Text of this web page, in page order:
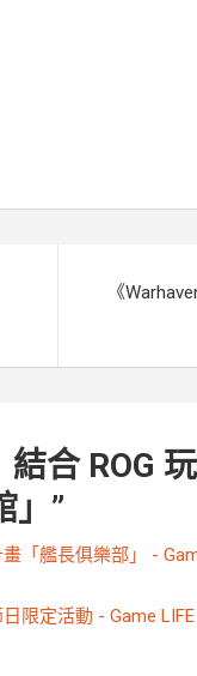
《
結合 ROG
”
「艦長俱樂部」 -
限定活動 - Game LIFE